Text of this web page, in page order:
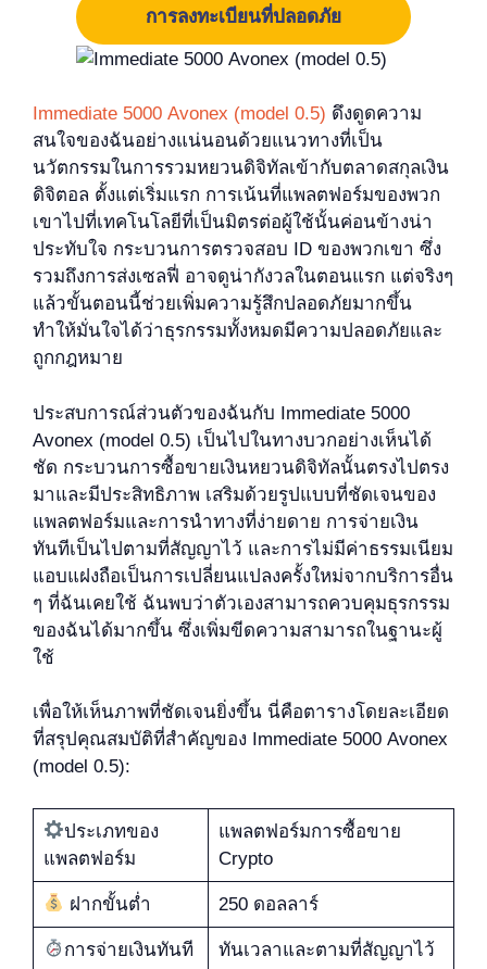
การลงทะเบียนที่ปลอดภัย
Immediate 5000 Avonex (model 0.5) ดึงดูดความ
สนใจของฉันอย่างแน่นอนด้วยแนวทางที่เป็น
นวัตกรรมในการรวมหยวนดิจิทัลเข้ากับตลาดสกุลเงิน
ดิจิตอล ตั้งแต่เริ่มแรก การเน้นที่แพลตฟอร์มของพวก
เขาไปที่เทคโนโลยีที่เป็นมิตรต่อผู้ใช้นั้นค่อนข้างน่า
ประทับใจ กระบวนการตรวจสอบ ID ของพวกเขา ซึ่ง
รวมถึงการส่งเซลฟี่ อาจดูน่ากังวลในตอนแรก แต่จริงๆ
แล้วขั้นตอนนี้ช่วยเพิ่มความรู้สึกปลอดภัยมากขึ้น
ทำให้มั่นใจได้ว่าธุรกรรมทั้งหมดมีความปลอดภัยและ
ถูกกฎหมาย
ประสบการณ์ส่วนตัวของฉันกับ Immediate 5000
Avonex (model 0.5) เป็นไปในทางบวกอย่างเห็นได้
ชัด กระบวนการซื้อขายเงินหยวนดิจิทัลนั้นตรงไปตรง
มาและมีประสิทธิภาพ เสริมด้วยรูปแบบที่ชัดเจนของ
แพลตฟอร์มและการนำทางที่ง่ายดาย การจ่ายเงิน
ทันทีเป็นไปตามที่สัญญาไว้ และการไม่มีค่าธรรมเนียม
แอบแฝงถือเป็นการเปลี่ยนแปลงครั้งใหม่จากบริการอื่น
ๆ ที่ฉันเคยใช้ ฉันพบว่าตัวเองสามารถควบคุมธุรกรรม
ของฉันได้มากขึ้น ซึ่งเพิ่มขีดความสามารถในฐานะผู้
ใช้
เพื่อให้เห็นภาพที่ชัดเจนยิ่งขึ้น นี่คือตารางโดยละเอียด
ที่สรุปคุณสมบัติที่สำคัญของ Immediate 5000 Avonex
(model 0.5):
ประเภทของ
แพลตฟอร์ม
แพลตฟอร์มการซื้อขาย
Crypto
ฝากขั้นต่ำ 250 ดอลลาร์
การจ่ายเงินทันที ทันเวลาและตามที่สัญญาไว้